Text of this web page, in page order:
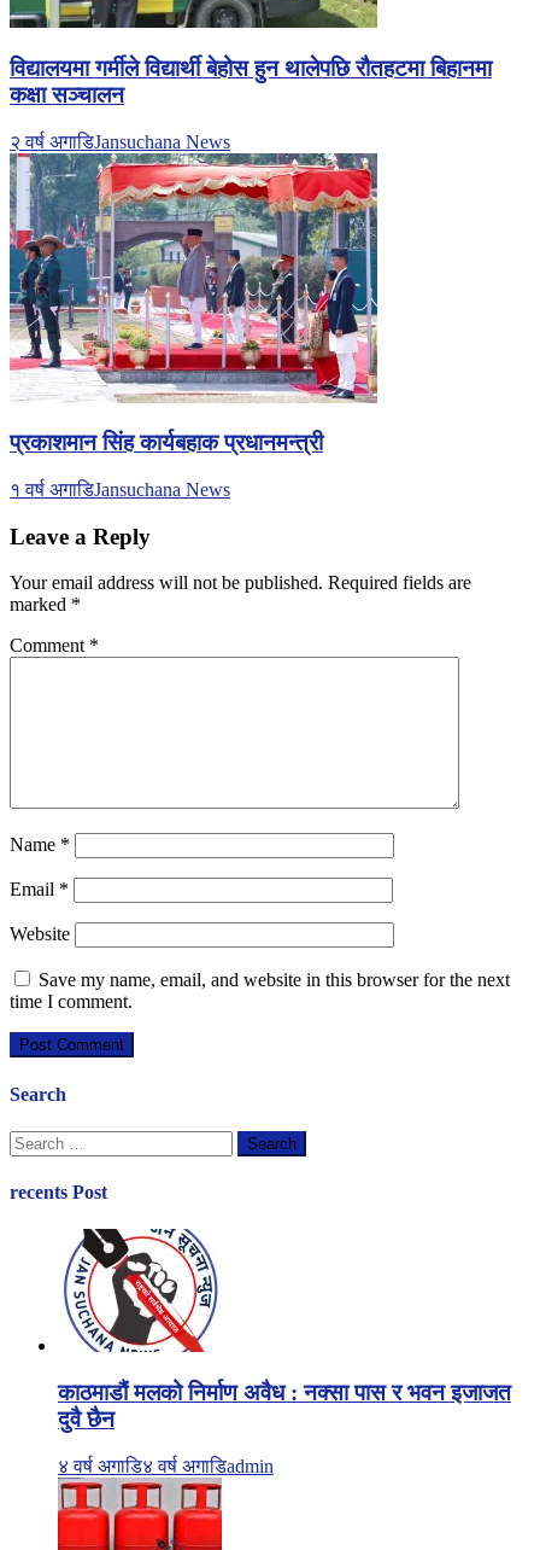
विद्यालयमा गर्मीले विद्यार्थी बेहोस हुन थालेपछि रौतहटमा बिहानमा
कक्षा सञ्चालन
२ वर्ष अगाडिJansuchana News
प्रकाशमान सिंह कार्यबहाक प्रधानमन्त्री
१ वर्ष अगाडिJansuchana News
Leave a Reply
Your email address will not be published. Required fields are
marked *
Comment *
Name *
Email *
Website
Save my name, email, and website in this browser for the next
time I comment.
Search
Search
for:
recents Post
काठमाडौं मलको निर्माण अवैध : नक्सा पास र भवन इजाजत
दुवै छैन
४ वर्ष अगाडि४ वर्ष अगाडिadmin